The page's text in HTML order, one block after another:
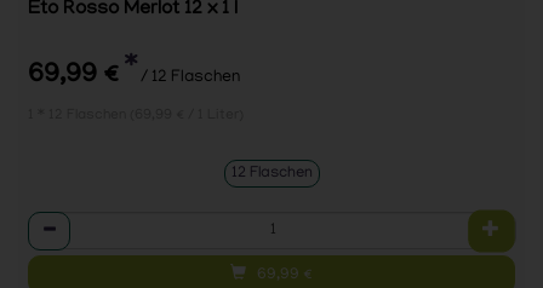
Eto Rosso Merlot 12 x 1 l
69,99 € * / 12 Flaschen
12 Flaschen
Anzahl
69,99 €